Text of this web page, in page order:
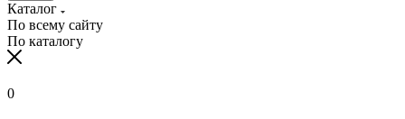
Каталог
По всему сайту
По каталогу
0